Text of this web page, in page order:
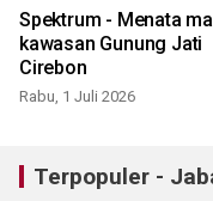
Spektrum - Menata
kawasan Gunung Jati
Cirebon
Rabu, 1 Juli 2026
Terpopuler -